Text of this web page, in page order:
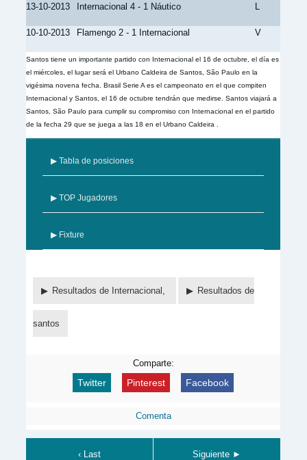
13-10-2013 Internacional 4 - 1 Náutico L
10-10-2013 Flamengo 2 - 1 Internacional V
Santos tiene un importante partido con Internacional el 16 de octubre, el día es
el miércoles, el lugar será el Urbano Caldeira de Santos, São Paulo en la
vigésima novena fecha. Brasil Serie A es el campeonato en el que compiten
Internacional y Santos, el 16 de octubre tendrán que medirse. Santos viajará a
Santos, São Paulo para cumplir su compromiso con Internacional en el partido
de la fecha 29 que se juega a las 18 en el Urbano Caldeira .
▶ Tabla de posiciones
▶ TOP Jugadores
▶ Fixture
Resultados de Internacional, Resultados de
santos
Comparte:
Twitter Pinterest Facebook
Comenta
‹ Last Siguiente ►